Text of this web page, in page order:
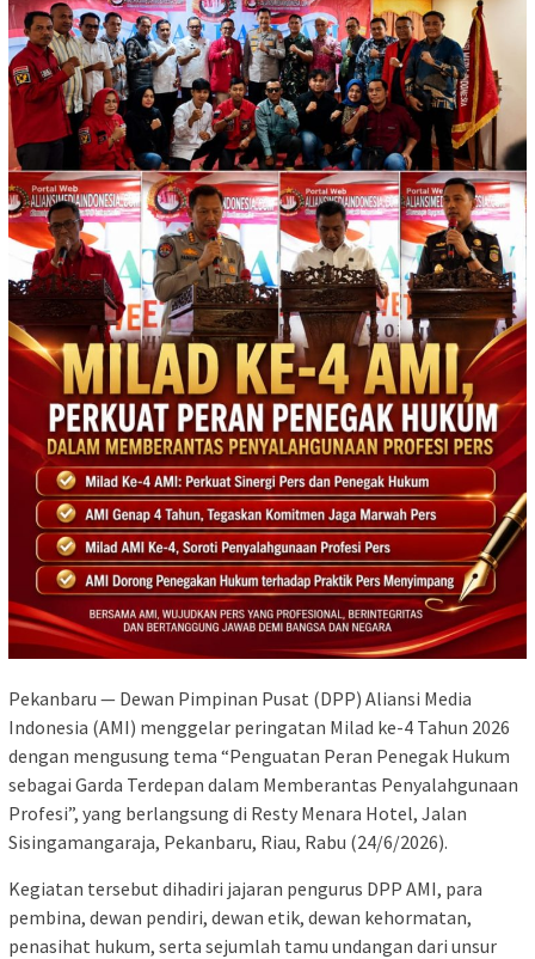
Pekanbaru — Dewan Pimpinan Pusat (DPP) Aliansi Media
Indonesia (AMI) menggelar peringatan Milad ke-4 Tahun 2026
dengan mengusung tema “Penguatan Peran Penegak Hukum
sebagai Garda Terdepan dalam Memberantas Penyalahgunaan
Profesi”, yang berlangsung di Resty Menara Hotel, Jalan
Sisingamangaraja, Pekanbaru, Riau, Rabu (24/6/2026).
Kegiatan tersebut dihadiri jajaran pengurus DPP AMI, para
pembina, dewan pendiri, dewan etik, dewan kehormatan,
penasihat hukum, serta sejumlah tamu undangan dari unsur